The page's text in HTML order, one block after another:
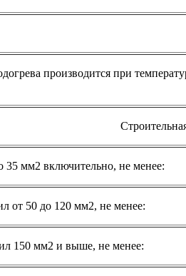
производится при
мм2 включительно, не менее:
от 50 до 120 мм2, не менее:
150 мм2 и выше, не менее: